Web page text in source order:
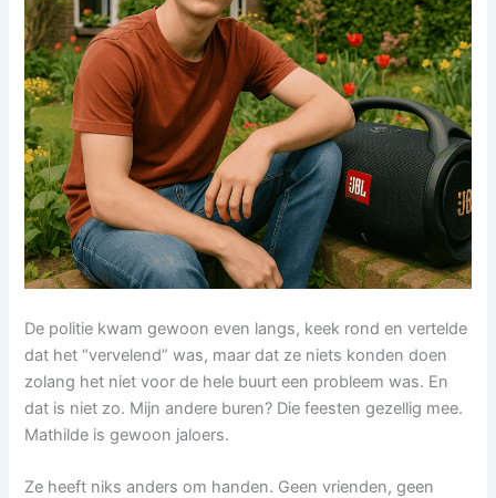
De politie kwam gewoon even langs, keek rond en vertelde
dat het “vervelend” was, maar dat ze niets konden doen
zolang het niet voor de hele buurt een probleem was. En
dat is niet zo. Mijn andere buren? Die feesten gezellig mee.
Mathilde is gewoon jaloers.
Ze heeft niks anders om handen. Geen vrienden, geen